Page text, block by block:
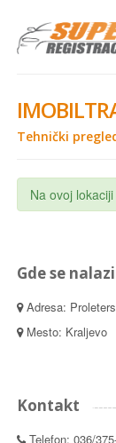
Tehnički
Na ovoj
Gde se
Adresa:
Mesto: Kraljevo
Kontakt
Telefon: 036/